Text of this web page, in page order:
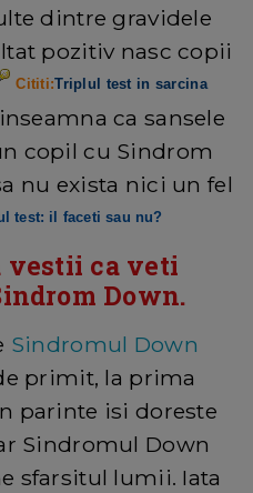
dintre gravidele
pozitiv nasc copii
Cititi:Triplul test in sarcina
ca sansele
copil cu Sindrom
nu exista nici un fel
test: il faceti sau nu?
vestii ca veti
Down.
Sindromul Down
primit, la prima
parinte isi doreste
Sindromul Down
sfarsitul lumii. Iata